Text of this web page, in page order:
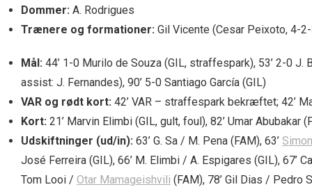
Dommer: A. Rodrigues
Trænere og formationer: Gil Vicente (Cesar Peixoto, 4-
Mål: 44’ 1-0 Murilo de Souza (GIL, straffespark), 53’ 2-0 J.
assist: J. Fernandes), 90’ 5-0 Santiago García (GIL)
VAR og rødt kort: 42’ VAR – straffespark bekræftet; 42’
Kort: 21’ Marvin Elimbi (GIL, gult, foul), 82’ Umar Abubakar
Udskiftninger (ud/in): 63’ G. Sa / M. Pena (FAM), 63’
José Ferreira (GIL), 66’ M. Elimbi / A. Espigares (GIL), 67’
Tom Looi / Otar Mamageishvili (FAM), 78’ Gil Dias / Pedro